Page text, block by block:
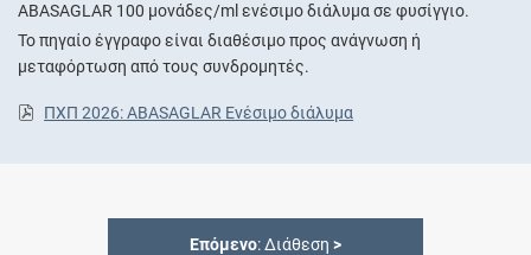
ABASAGLAR 100 μονάδες/ml ενέσιμο διάλυμα σε φυσίγγιο.
Το πηγαίο έγγραφο είναι διαθέσιμο προς ανάγνωση ή
μεταφόρτωση από τους συνδρομητές.
ΠΧΠ 2026: ABASAGLAR Ενέσιμο διάλυμα
Επόμενο: Διάθεση >